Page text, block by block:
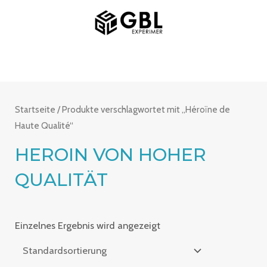
MAIN
MENU
Startseite / Produkte verschlagwortet mit „Héroïne de
Haute Qualité“
HEROIN VON HOHER
QUALITÄT
Einzelnes Ergebnis wird angezeigt